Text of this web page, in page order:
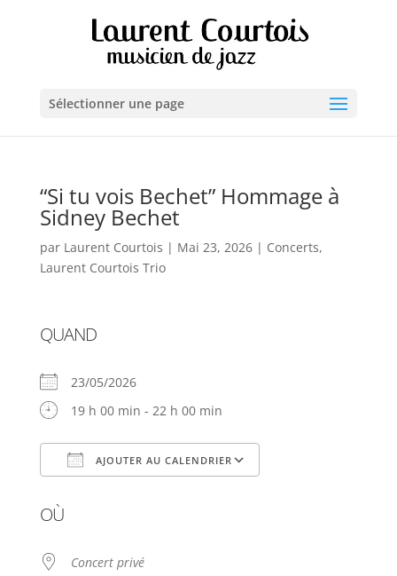
Sélectionner une page
“Si tu vois Bechet” Hommage à
Sidney Bechet
par Laurent Courtois | Mai 23, 2026| Concerts,
Laurent Courtois Trio
QUAND
23/05/2026
19 h 00 min - 22 h 00 min
AJOUTER AU CALENDRIER
OÙ
Concert privé